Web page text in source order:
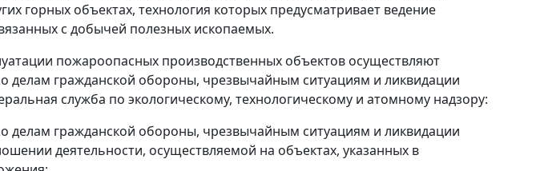
горных объектах, технология которых предусматривает ведение
с добычей полезных ископаемых.
пожароопасных производственных объектов осуществляют
делам гражданской обороны, чрезвычайным ситуациям и ликвидации
служба по экологическому, технологическому и атомному надзору:
делам гражданской обороны, чрезвычайным ситуациям и ликвидации
деятельности, осуществляемой на объектах, указанных в